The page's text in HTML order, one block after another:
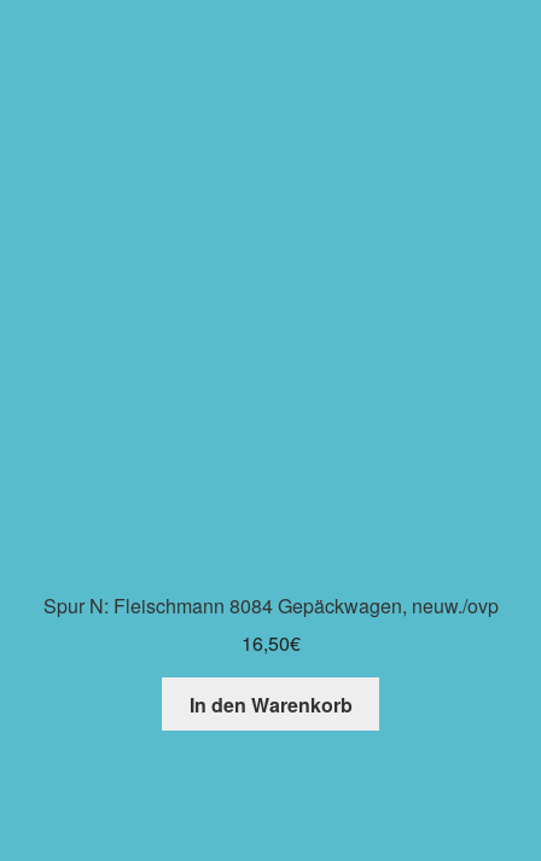
Spur N: Fleischmann 8084 Gepäckwagen, neuw./ovp
16,50€
In den Warenkorb